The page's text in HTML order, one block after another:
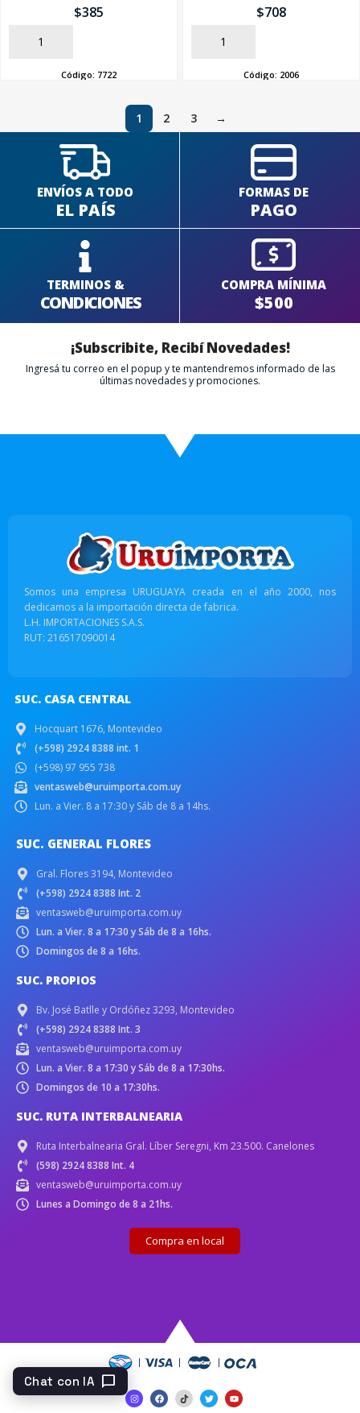
$385
AÑADIR
Código: 7722
$708
AÑADIR
Código: 2006
1 2 3 →
ENVÍOS A TODO
EL PAÍS
FORMAS DE
PAGO
TERMINOS &
CONDICIONES
COMPRA MÍNIMA
$500
¡Subscribite, Recibí Novedades!
Ingresá tu correo en el popup y te mantendremos informado de las
últimas novedades y promociones.
Somos una empresa URUGUAYA creada en el año 2000, nos
dedicamos a la importación directa de fabrica.
L.H. IMPORTACIONES S.A.S.
RUT: 216517090014
SUC. CASA CENTRAL
Hocquart 1676, Montevideo
(+598) 2924 8388 int. 1
(+598) 97 955 738
ventasweb@uruimporta.com.uy
Lun. a Vier. 8 a 17:30 y Sáb de 8 a 14hs.
SUC. GENERAL FLORES
Gral. Flores 3194, Montevideo
(+598) 2924 8388 Int. 2
ventasweb@uruimporta.com.uy
Lun. a Vier. 8 a 17:30 y Sáb de 8 a 16hs.
Domingos de 8 a 16hs.
SUC. PROPIOS
Bv. José Batlle y Ordóñez 3293, Montevideo
(+598) 2924 8388 Int. 3
ventasweb@uruimporta.com.uy
Lun. a Vier. 8 a 17:30 y Sáb de 8 a 17:30hs.
Domingos de 10 a 17:30hs.
SUC. RUTA INTERBALNEARIA
Ruta Interbalnearia Gral. Líber Seregni, Km 23.500. Canelones
(598) 2924 8388 Int. 4
ventasweb@uruimporta.com.uy
Lunes a Domingo de 8 a 21hs.
Compra en local
Chat con IA chat_bubble